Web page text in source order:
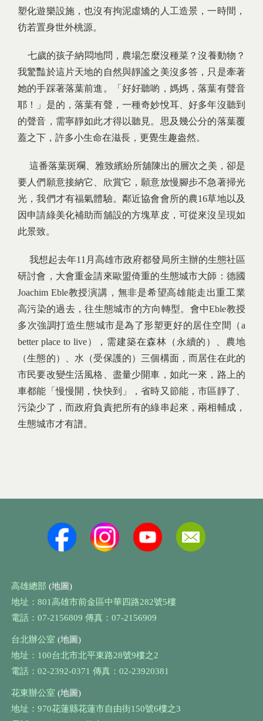
塑化遊樂設施，也沒有拘泥虛矯的人工造景，一時間，
彷若置身世外桃源。
七歲的孩子納悶地問，農場怎麼沒種菜？沒養動物？
我驚豔於這片天地的自然與靜謐之美沒多答，只是牽著
她的手踩著落葉前進。「好好聽喲，媽媽，落葉有聲音
耶！」是的，落葉有聲，一種奇妙悅耳、好多年沒聽到
的聲音，需寧靜如此才得以聽見。思及幾公分的落葉覆
蓋之下，許多小生命在滋長，更覺生趣盎然。
這番落葉斑斕、雅致繽紛所舖陳出的層次之美，卻是
要人們願意接納它、欣賞它，願意放慢腳步不急著掃光
光，我們才有福氣體驗。鄰近協會會所的農16草地以及
因申請綠美化補助而舖設的方塊草皮，可從來沒呈現如
此景致。
我想起去年11月高雄市政府都發局所主辦的生態社區
研討會，大會重金請來歐盟倚重的生態城市大師：德國
Joachim Eble教授演講，無非是希望高雄能走出重工業
高污染的過去，往生態城市的方向轉型。會中Eble教授
多次強調打造生態城市是為了形塑更好的居住空間（a
better place to live），需建築在森林（永續的）、農地
（生態的）、水（受保護的）三個構面，而居住在此的
市民要改變生活風格、盡量少開車，如此一來，路上的
車都能「慢慢開，快快到」，省時又節能，市區靜了、
污染少了，而政府負責把所有的綠串起來，兩相輔成，
生態城市才有譜。
高雄總部 (地圖)
地址：801高雄市前金區中華四路282號5樓
電話：07-2156809 傳真：07-2156909
台北辦公室 (地圖)
地址：100台北市北平東路28號9樓之2
電話：02-2392-0371 傳真：02-23920381
花東辦公室 (地圖)
地址：970花蓮縣花蓮市自由街150號6樓之3